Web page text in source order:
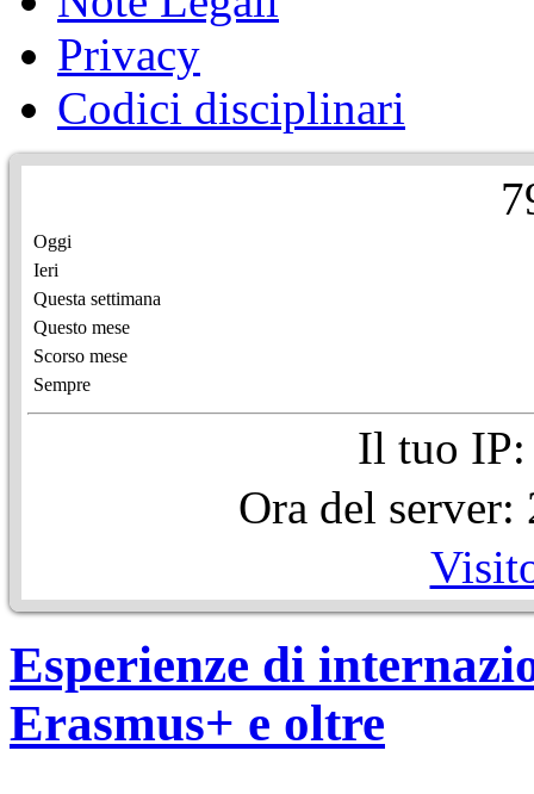
Privacy
Codici disciplinari
7
Oggi
Ieri
Questa settimana
Questo mese
Scorso mese
Sempre
Il tuo IP:
Ora del
Esperienze di
Erasmus+ e oltre